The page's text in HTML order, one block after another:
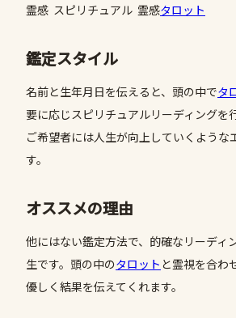
霊感 スピリチュアル 霊感タロット
鑑定スタイル
名前と生年月日を伝えると、頭の中でタ
要に応じスピリチュアルリーディングを
ご希望者には人生が向上していくような
す。
オススメの理由
他にはない鑑定方法で、的確なリーディ
生です。頭の中のタロット と霊視を合わ
優しく結果を伝えてくれます。